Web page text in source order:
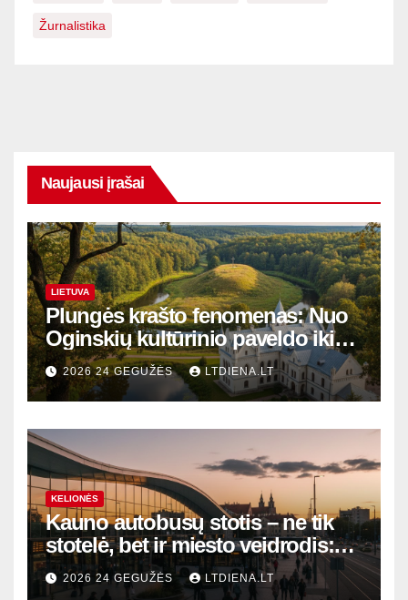
Žurnalistika
Naujausi įrašai
LIETUVA
Plungės krašto fenomenas: Nuo
Oginskių kultūrinio paveldo iki
Žemaitijos gamtos perlų
2026 24 GEGUŽĖS LTDIENA.LT
KELIONĖS
Kauno autobusų stotis – ne tik
stotelė, bet ir miesto veidrodis:
modernūs vartai į laikinąją
sostinę
2026 24 GEGUŽĖS LTDIENA.LT